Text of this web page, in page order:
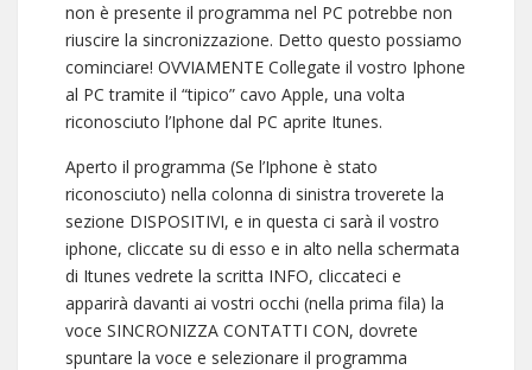
non è presente il programma nel PC potrebbe non
riuscire la sincronizzazione. Detto questo possiamo
cominciare! OVVIAMENTE Collegate il vostro Iphone
al PC tramite il “tipico” cavo Apple, una volta
riconosciuto l’Iphone dal PC aprite Itunes.
Aperto il programma (Se l’Iphone è stato
riconosciuto) nella colonna di sinistra troverete la
sezione DISPOSITIVI, e in questa ci sarà il vostro
iphone, cliccate su di esso e in alto nella schermata
di Itunes vedrete la scritta INFO, cliccateci e
apparirà davanti ai vostri occhi (nella prima fila) la
voce SINCRONIZZA CONTATTI CON, dovrete
spuntare la voce e selezionare il programma